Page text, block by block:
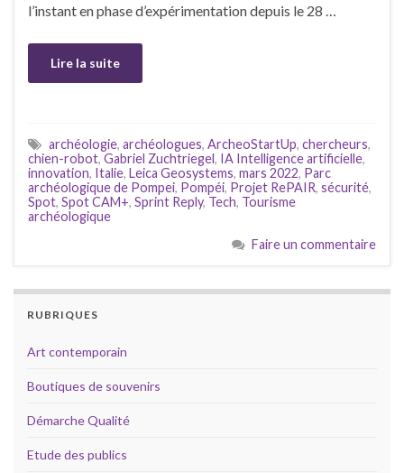
l’instant en phase d’expérimentation depuis le 28 …
Lire la suite
archéologie, archéologues, ArcheoStartUp, chercheurs,
chien-robot, Gabriel Zuchtriegel, IA Intelligence artificielle,
innovation, Italie, Leica Geosystems, mars 2022, Parc
archéologique de Pompei, Pompéi, Projet RePAIR, sécurité,
Spot, Spot CAM+, Sprint Reply, Tech, Tourisme
archéologique
Faire un commentaire
RUBRIQUES
Art contemporain
Boutiques de souvenirs
Démarche Qualité
Etude des publics